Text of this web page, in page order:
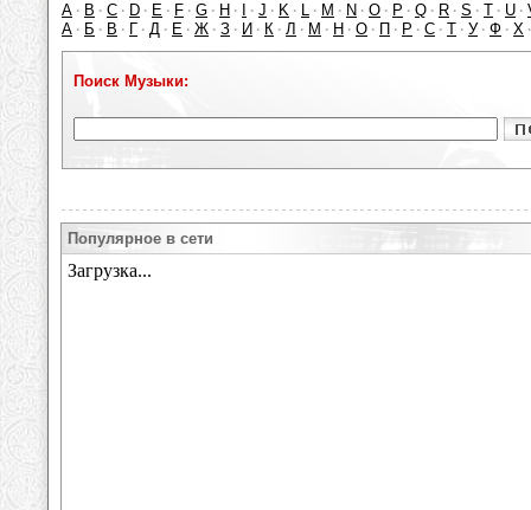
A · B · C · D · E · F · G · H · · J · K · L · M · N · O · P · Q · R · S · T · U ·
А · Б · В · Г · Д · Е · Ж · З · И · К · Л · М · Н · О · П · Р · С · Т · У · Ф · Х
Поиск Музыки:
Популярное в сети